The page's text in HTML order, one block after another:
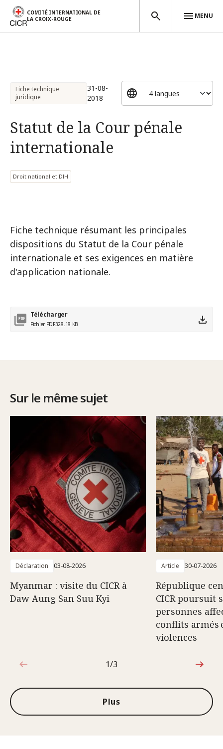
COMITÉ INTERNATIONAL DE
LA CROIX-ROUGE
MENU
Fiche technique
juridique
31-08-
2018
Statut de la Cour pénale
internationale
Droit national et DIH
Fiche technique résumant les principales
dispositions du Statut de la Cour pénale
internationale et ses exigences en matière
d'application nationale.
Télécharger
Fichier PDF328.18 KB
Sur le même sujet
Déclaration 03-08-2026
Myanmar : visite du CICR à
Daw Aung San Suu Kyi
Article 30-07-2026
République
CICR poursuit
personnes
conflits armés
violences
1sur3
1/3
Plus